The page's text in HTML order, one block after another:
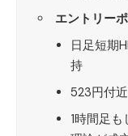
エントリー
日足短期
持
523円付
1時間足